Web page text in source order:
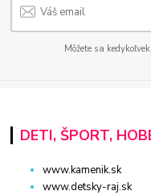
Môžete sa
DETI, ŠPORT,
www.kamenik.sk
www.detsky-raj.sk